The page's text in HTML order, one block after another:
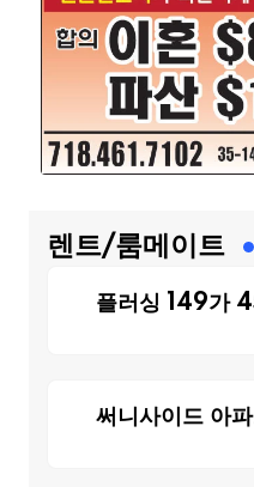
렌트/룸메이트
플러싱 149가
써니사이드 아